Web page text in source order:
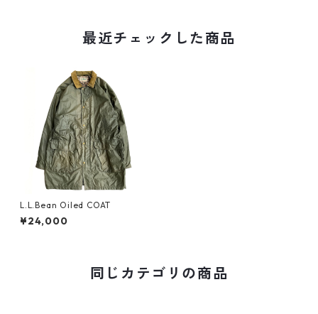
最近チェックした商品
L.L.Bean Oiled COAT
¥24,000
同じカテゴリの商品